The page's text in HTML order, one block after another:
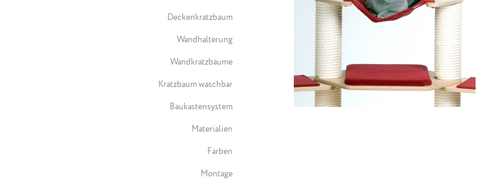
Deckenkratzbaum
Wandhalterung
Wandkratzbäume
Kratzbaum waschbar
Baukastensystem
Materialien
Farben
Montage